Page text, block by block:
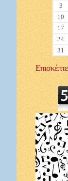
3
10
17
24
31